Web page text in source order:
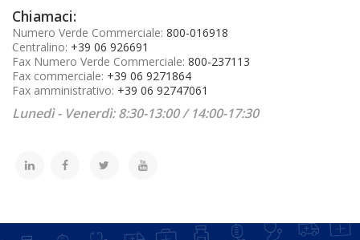
Chiamaci:
Numero Verde Commerciale: 800-016918
Centralino: +39 06 926691
Fax Numero Verde Commerciale: 800-237113
Fax commerciale: +39 06 9271864
Fax amministrativo: +39 06 92747061
Lunedì - Venerdì: 8:30-13:00 / 14:00-17:30